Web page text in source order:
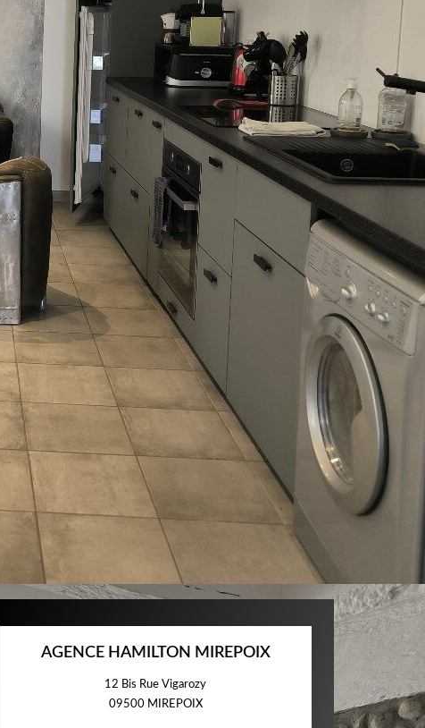
AGENCE HAMILTON MIREPOIX
12 Bis Rue Vigarozy
09500 MIREPOIX